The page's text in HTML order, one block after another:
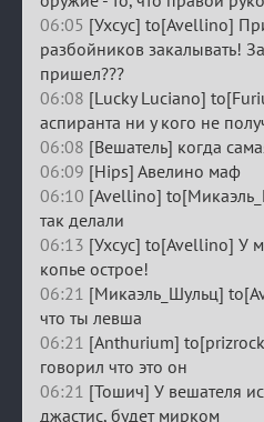
06:05 [Ухсус] to[Avellino]
разбойников закалывать!
пришел???
06:08 [Lucky Luciano]
аспиранта ни у кого не
06:08 [Вешатель] когда
06:09 [Hips] Авелино маф
06:10 [Avellino]
так делали
06:13 [Ухсус] to[Avellino] У
копье острое!
06:21 [Микаэль_Шульц]
что ты левша
06:21 [Anthurium]
говорил что это он
06:21 [Тошич] У вешателя
джастис, будет мирком